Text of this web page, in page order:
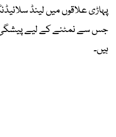
پہاڑی علاقوں میں لینڈ
جس سے نمٹنے کے لیے پیشگی
ہیں۔